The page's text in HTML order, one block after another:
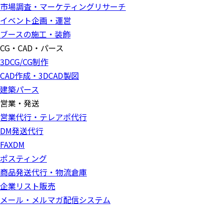
市場調査・マーケティングリサーチ
イベント企画・運営
ブースの施工・装飾
CG・CAD・パース
3DCG/CG制作
CAD作成・3DCAD製図
建築パース
営業・発送
営業代行・テレアポ代行
DM発送代行
FAXDM
ポスティング
商品発送代行・物流倉庫
企業リスト販売
メール・メルマガ配信システム